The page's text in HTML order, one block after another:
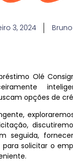
3, 2024
Olé
opções de
seguida,
para solicitar o